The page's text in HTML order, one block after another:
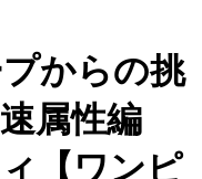
プからの挑
属性編
【ワンピ